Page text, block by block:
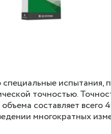
испытания,
точностью.
составляет всего
многократных